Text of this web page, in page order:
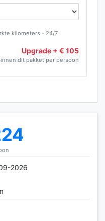
kilometers - 24/7
Upgrade + € 105
dit pakket per persoon
2026